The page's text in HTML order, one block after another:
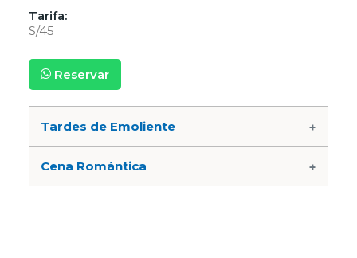
Tarifa:
S/45
Reservar
Tardes de Emoliente
Cena Romántica